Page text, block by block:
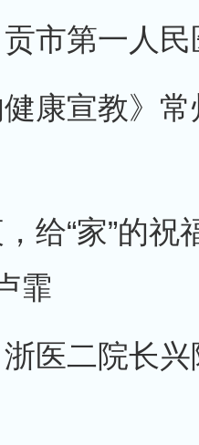
贡市第一人
康宣教》 常
给“家”的祝
霏
浙医二院长